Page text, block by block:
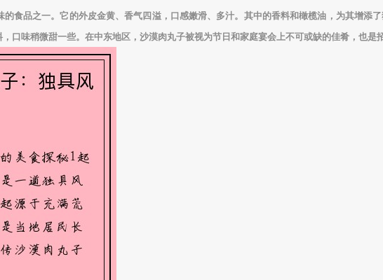
食品之一。它的外皮金黄、香气四溢，口感嫩滑、多汁。其中的香料和橄榄油，为其增添
口味稍微甜一些。在中东地区，沙漠肉丸子被视为节日和家庭宴会上不可或缺的佳肴，也是